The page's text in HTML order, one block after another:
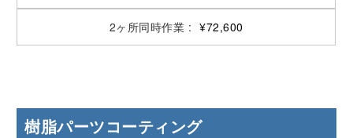
¥72,600
樹脂パーツコーティング